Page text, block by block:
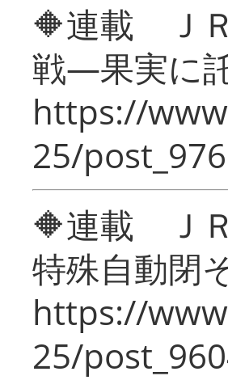
🔶連載 Ｊ
戦―果実に
https://
25/
🔶連載 Ｊ
特殊自動閉
https://
25/